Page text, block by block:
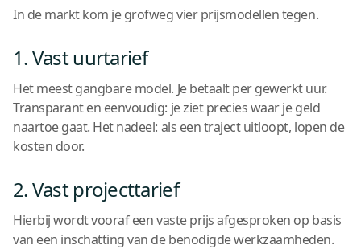
In de markt kom je grofweg vier prijsmodellen tegen.
1. Vast uurtarief
Het meest gangbare model. Je betaalt per gewerkt uur.
Transparant en eenvoudig: je ziet precies waar je geld
naartoe gaat. Het nadeel: als een traject uitloopt, lopen de
kosten door.
2. Vast projecttarief
Hierbij wordt vooraf een vaste prijs afgesproken op basis
van een inschatting van de benodigde werkzaamheden.